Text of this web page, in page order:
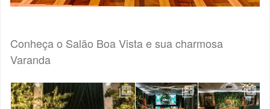
Conheça o Salão Boa Vista e sua charmosa
Varanda